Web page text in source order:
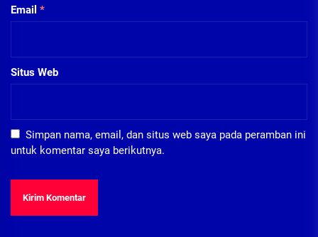
Email *
Situs Web
Simpan nama, email, dan situs web saya pada peramban ini
untuk komentar saya berikutnya.